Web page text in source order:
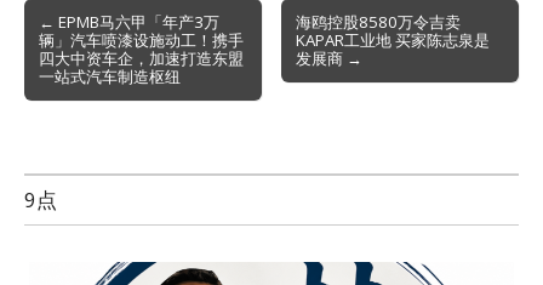
Post
navigation
← EPMB马六甲「年产3万
辆」汽车喷漆设施动工！携手
四大中资车企，加速打造东盟
一站式汽车制造枢纽
海鸥控股8580万令吉卖
KAPAR工业地 买家陈志泉是
发展商 →
9点